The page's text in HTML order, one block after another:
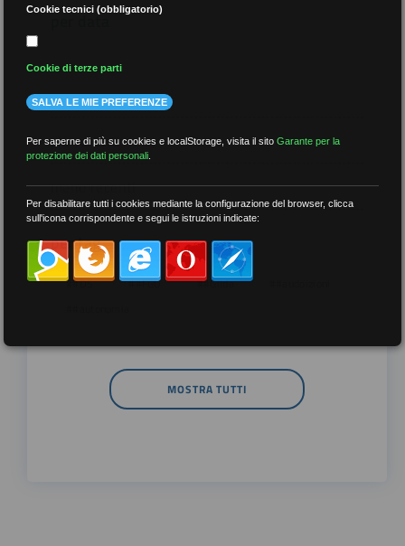
per data
più recenti
meno recenti
per tag
##DS ##FGU ##Gilda
MOSTRA TUTTI
Cookie tecnici (obbligatorio)
Cookie di terze parti
SALVA LE MIE PREFERENZE
Per saperne di più su cookies e localStorage, visita il sitoGarante per la
protezione dei dati personali
Per disabilitare tutti i cookies mediante la configurazione del browser, clicca
sull'icona corrispondente e segui le istruzioni indicate: